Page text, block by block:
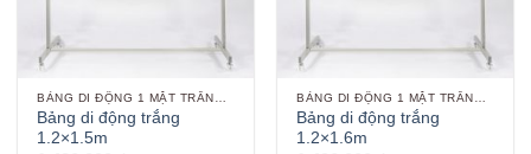
Bảng di động trắng
1.2×1.5m
Bảng di động trắng
1.2×1.6m